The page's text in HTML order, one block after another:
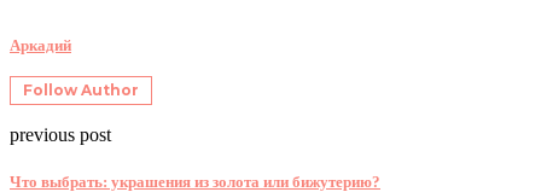
Аркадий
Follow Author
previous post
Что выбрать: украшения из золота или бижутерию?